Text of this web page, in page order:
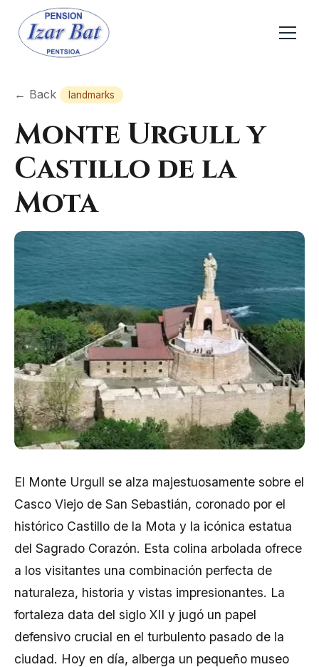
← Back landmarks
Monte Urgull y
Castillo de la
Mota
El Monte Urgull se alza majestuosamente sobre el
Casco Viejo de San Sebastián, coronado por el
histórico Castillo de la Mota y la icónica estatua
del Sagrado Corazón. Esta colina arbolada ofrece
a los visitantes una combinación perfecta de
naturaleza, historia y vistas impresionantes. La
fortaleza data del siglo XII y jugó un papel
defensivo crucial en el turbulento pasado de la
ciudad. Hoy en día, alberga un pequeño museo